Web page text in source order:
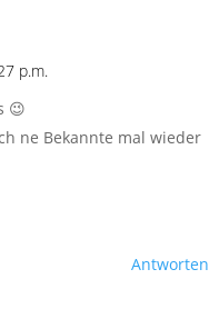
p.m.
😉
ne Bekannte mal wieder
Antworten